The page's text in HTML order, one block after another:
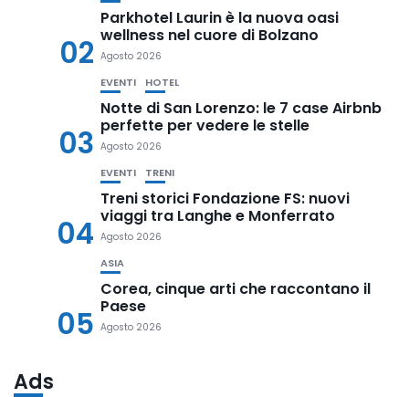
02
Parkhotel Laurin è la nuova oasi
wellness nel cuore di Bolzano
Agosto 2026
03
EVENTI HOTEL
Notte di San Lorenzo: le 7 case Airbnb
perfette per vedere le stelle
Agosto 2026
04
EVENTI TRENI
Treni storici Fondazione FS: nuovi
viaggi tra Langhe e Monferrato
Agosto 2026
05
ASIA
Corea, cinque arti che raccontano il
Paese
Agosto 2026
Ads